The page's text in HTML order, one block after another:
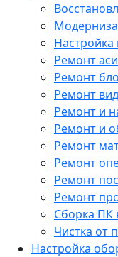
Ремонт
Ремонт
Ремонт
Ремонт и
Ремонт и
Ремонт
Ремонт
Ремонт
Ремонт
Сборка ПК
Чистка от
Настройка